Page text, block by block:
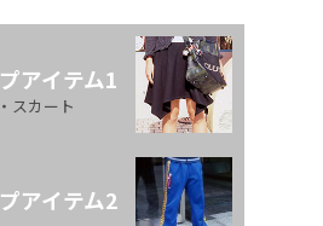
アイテム1
スカート
アイテム2